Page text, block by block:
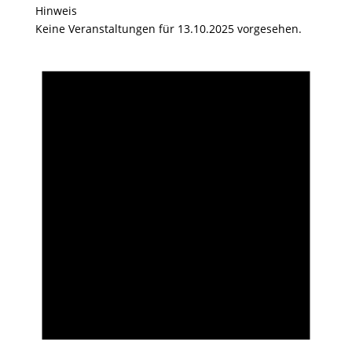
Hinweis
Keine Veranstaltungen für 13.10.2025 vorgesehen.